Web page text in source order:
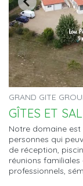
GRAND GITE
GÎTES ET
Notre domaine est
personnes qui
de réception,
réunions
professionnels,